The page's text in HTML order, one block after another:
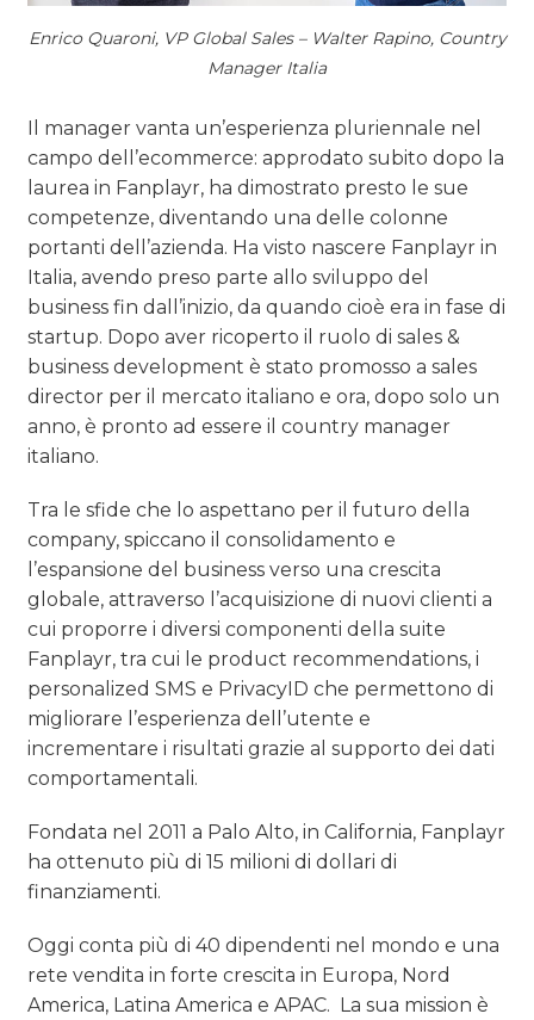
Enrico Quaroni, VP Global Sales – Walter Rapino, Country
Manager Italia
Il manager vanta un’esperienza pluriennale nel
campo dell’ecommerce: approdato subito dopo la
laurea in Fanplayr, ha dimostrato presto le sue
competenze, diventando una delle colonne
portanti dell’azienda. Ha visto nascere Fanplayr in
Italia, avendo preso parte allo sviluppo del
business fin dall’inizio, da quando cioè era in fase di
startup. Dopo aver ricoperto il ruolo di sales &
business development è stato promosso a sales
director per il mercato italiano e ora, dopo solo un
anno, è pronto ad essere il country manager
italiano.
Tra le sfide che lo aspettano per il futuro della
company, spiccano il consolidamento e
l’espansione del business verso una crescita
globale, attraverso l’acquisizione di nuovi clienti a
cui proporre i diversi componenti della suite
Fanplayr, tra cui le product recommendations, i
personalized SMS e PrivacyID che permettono di
migliorare l’esperienza dell’utente e
incrementare i risultati grazie al supporto dei dati
comportamentali.
Fondata nel 2011 a Palo Alto, in California, Fanplayr
ha ottenuto più di 15 milioni di dollari di
finanziamenti.
Oggi conta più di 40 dipendenti nel mondo e una
rete vendita in forte crescita in Europa, Nord
America, Latina America e APAC. La sua mission è